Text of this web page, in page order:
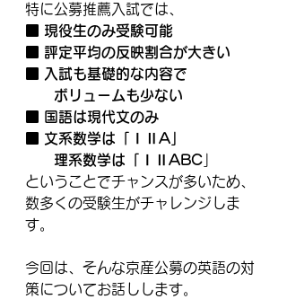
特に公募推薦入試では、
■ 現役生のみ受験可能
■ 評定平均の反映割合が大きい
■ 入試も基礎的な内容で
ボリュームも少ない
■ 国語は現代文のみ
■ 文系数学は「ⅠⅡA」
理系数学は「ⅠⅡABC
ということでチャンスが多いため、
数多くの受験生がチャレンジしま
す。
今回は、そんな京産公募の英語の対
策についてお話しします。